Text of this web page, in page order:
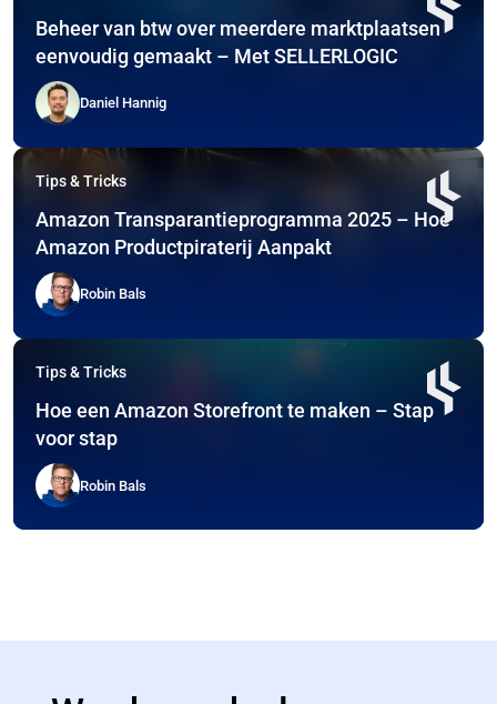
Beheer van btw over meerdere marktplaatsen
eenvoudig gemaakt – Met SELLERLOGIC
Daniel Hannig
Tips & Tricks
Amazon Transparantieprogramma 2025 – Hoe
Amazon Productpiraterij Aanpakt
Robin Bals
Tips & Tricks
Hoe een Amazon Storefront te maken – Stap
voor stap
Robin Bals